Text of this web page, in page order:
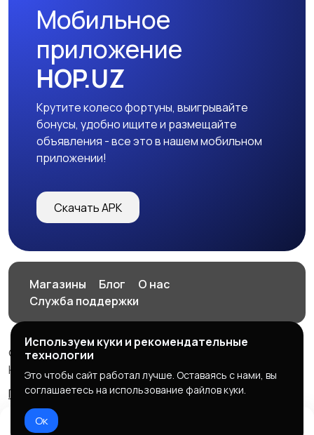
Мобильное
приложение
HOP.UZ
Крутите колесо фортуны, выигрывайте
бонусы, удобно ищите и размещайте
объявления - все это в нашем мобильном
приложении!
Скачать APK
Магазины Блог
О нас
Служба поддержки
© 2026 HOP.UZ
HOP.UZ
Правила сервиса
Политика конфиденциальности
Используем куки и рекомендательные
технологии
Это чтобы сайт работал лучше. Оставаясь с нами, вы
соглашаетесь на использование файлов куки.
Ок